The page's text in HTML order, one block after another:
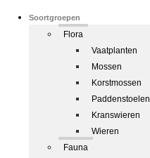
Soortgroepen
Flora
Vaatplanten
Mossen
Korstmossen
Paddenstoelen
Kranswieren
Wieren
Fauna